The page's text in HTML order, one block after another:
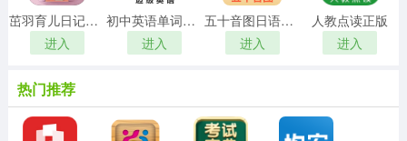
茁羽育儿日记正版
进入
初中英语单词同步学手机免费版
进入
五十音图日语学习软件手机正版
进入
人教点读正版
进入
热门推荐